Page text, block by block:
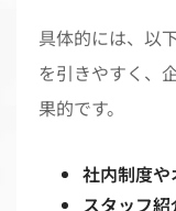
具体的には、以
を引きやすく、
果的です。
社内制度
スタッフ